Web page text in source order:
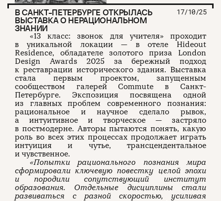
В САНКТ-ПЕТЕРБУРГЕ ОТКРЫЛАСЬ
ВЫСТАВКА О НЕРАЦИОНАЛЬНОМ
ЗНАНИИ
17/10/25
«13 класс: звонок для учителя» проходит
в уникальной локации — в отеле Hideout
Residence, обладателе золотого приза London
Design Awards 2025 за бережный подход
к реставрации исторического здания. Выставка
стала первым проектом, запущенным
сообществом галерей Commute в Санкт-
Петербурге. Экспозиция посвящена одной
из главных проблем современного познания:
рациональное и научное сделало рывок,
а интуитивное и творческое — застряло
в постмодерне. Авторы пытаются понять, какую
роль во всех этих процессах продолжает играть
интуиция и чутье, трансцендентальное
и чувственное.
«Попытки рационального познания мира
сформировали ключевую повестку целой эпохи
и породили сопутствующий институт
образования. Отдельные дисциплины стали
развиваться с разной скоростью, усиливая